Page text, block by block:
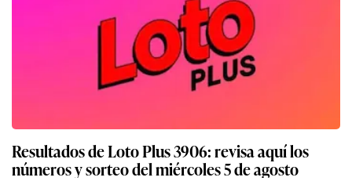
Resultados de Loto Plus 3906: revisa aquí los
números y sorteo del miércoles 5 de agosto